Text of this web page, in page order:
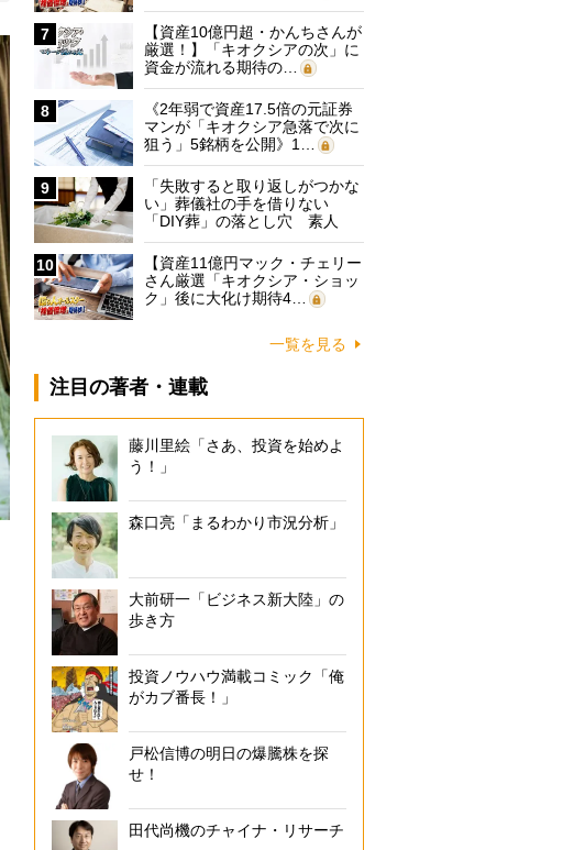
7
【資産10億円超・かんちさんが
厳選！】「キオクシアの次」に
資金が流れる期待の…
8
《2年弱で資産17.5倍の元証券
マンが「キオクシア急落で次に
狙う」5銘柄を公開》1…
9
「失敗すると取り返しがつかな
い」葬儀社の手を借りない
「DIY葬」の落とし穴 素人
に…
10
【資産11億円マック・チェリー
さん厳選「キオクシア・ショッ
ク」後に大化け期待4…
一覧を見る
注目の著者・連載
藤川里絵「さあ、投資を始めよ
う！」
森口亮「まるわかり市況分析」
大前研一「ビジネス新大陸」の
歩き方
投資ノウハウ満載コミック「俺
がカブ番長！」
戸松信博の明日の爆騰株を探
せ！
田代尚機のチャイナ・リサーチ